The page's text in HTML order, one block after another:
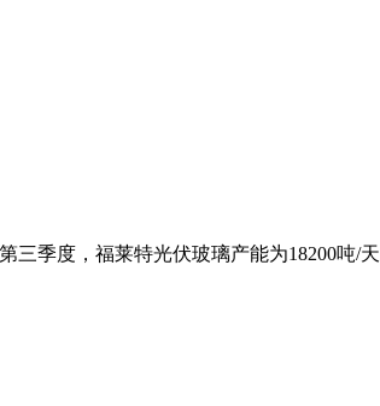
季度，福莱特光伏玻璃产能为18200吨/